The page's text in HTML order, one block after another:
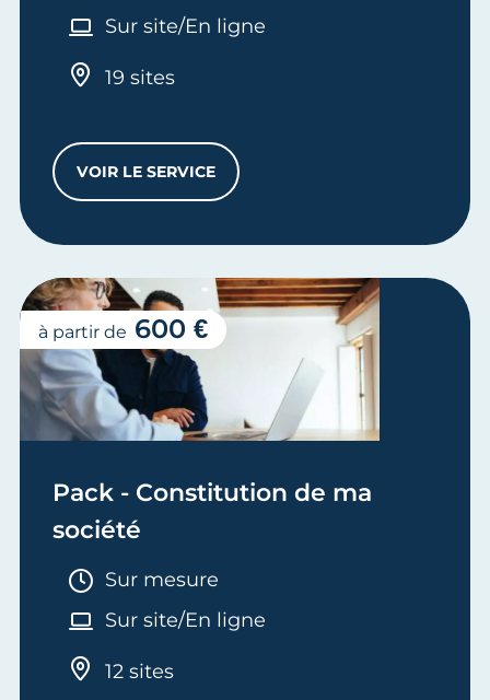
Sur site/En ligne
19 sites
VOIR LE SERVICERÉUNION D’INFORMATION COLLECTIVE -
Pack - Constitution de ma
société
Durée :
Sur mesure
Sur site/En ligne
12 sites
à partir de 600 €